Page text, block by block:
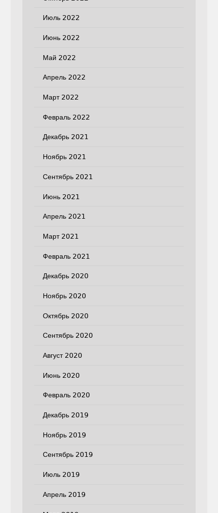
Июль 2022
Июнь 2022
Май 2022
Апрель 2022
Март 2022
Февраль 2022
Декабрь 2021
Ноябрь 2021
Сентябрь 2021
Июнь 2021
Апрель 2021
Март 2021
Февраль 2021
Декабрь 2020
Ноябрь 2020
Октябрь 2020
Сентябрь 2020
Август 2020
Июнь 2020
Февраль 2020
Декабрь 2019
Ноябрь 2019
Сентябрь 2019
Июль 2019
Апрель 2019